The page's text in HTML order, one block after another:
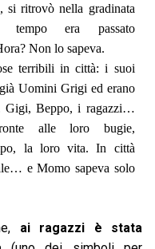
si ritrovò nella gradinata
tempo era passato
Non lo sapeva.
terribili in città: i suoi
Uomini Grigi ed erano
Gigi, Beppo, i ragazzi…
alle loro bugie,
la loro vita. In città
e Momo sapeva solo
ai ragazzi è stata